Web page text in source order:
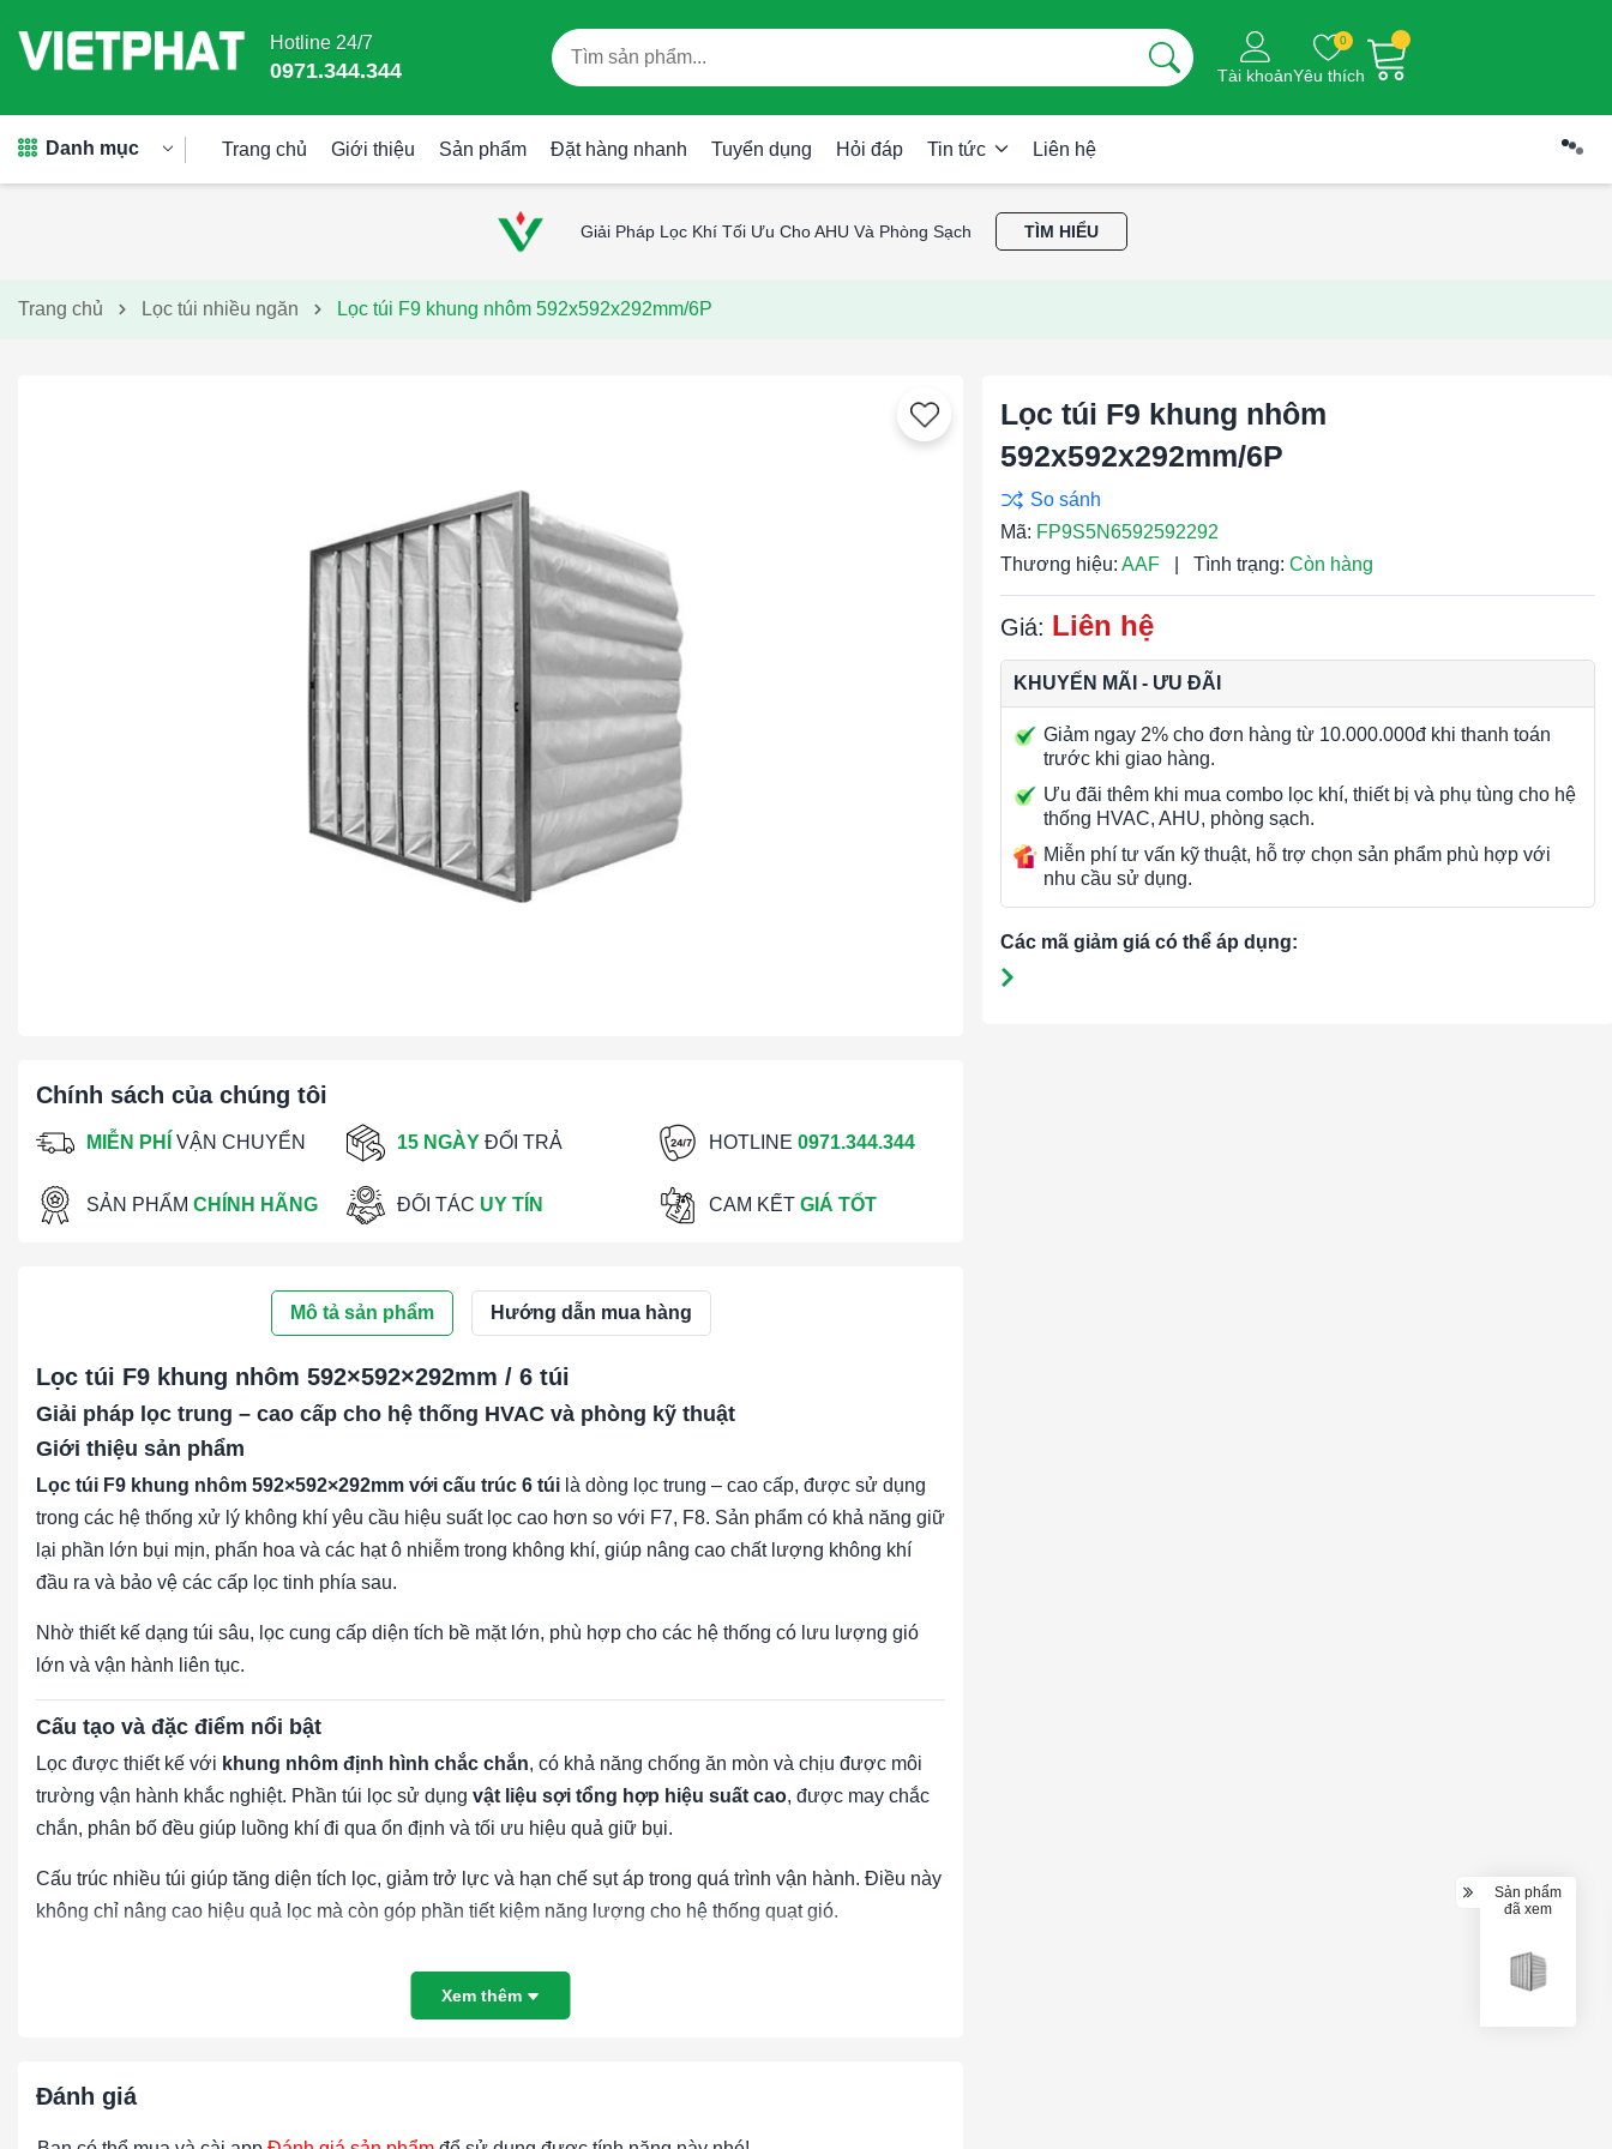
Hotline 24/7
0971.344.344 Tài khoản
0
Yêu thích
Danh mục Trang chủ Giới thiệu Sản phẩm Đặt hàng nhanh Tuyển dụng Hỏi đáp Tin tức Liên hệ
Giải Pháp Lọc Khí Tối Ưu Cho AHU Và Phòng Sạch TÌM HIỂU
Trang chủ Lọc túi nhiều ngăn Lọc túi F9 khung nhôm 592x592x292mm/6P
Chính sách của chúng tôi
MIỄN PHÍ VẬN CHUYỂN 15 NGÀY ĐỔI TRẢ HOTLINE 0971.344.344
SẢN PHẨM CHÍNH HÃNG ĐỐI TÁC UY TÍN CAM KẾT GIÁ TỐT
Mô tả sản phẩm Hướng dẫn mua hàng
Lọc túi F9 khung nhôm 592×592×292mm / 6 túi
Giải pháp lọc trung – cao cấp cho hệ thống HVAC và phòng kỹ thuật
Giới thiệu sản phẩm
Lọc túi F9 khung nhôm 592×592×292mm với cấu trúc 6 túi là dòng lọc trung – cao cấp, được sử dụng
trong các hệ thống xử lý không khí yêu cầu hiệu suất lọc cao hơn so với F7, F8. Sản phẩm có khả năng giữ
lại phần lớn bụi mịn, phấn hoa và các hạt ô nhiễm trong không khí, giúp nâng cao chất lượng không khí
đầu ra và bảo vệ các cấp lọc tinh phía sau.
Nhờ thiết kế dạng túi sâu, lọc cung cấp diện tích bề mặt lớn, phù hợp cho các hệ thống có lưu lượng gió
lớn và vận hành liên tục.
Cấu tạo và đặc điểm nổi bật
Lọc được thiết kế với khung nhôm định hình chắc chắn, có khả năng chống ăn mòn và chịu được môi
trường vận hành khắc nghiệt. Phần túi lọc sử dụng vật liệu sợi tổng hợp hiệu suất cao, được may chắc
chắn, phân bố đều giúp luồng khí đi qua ổn định và tối ưu hiệu quả giữ bụi.
Cấu trúc nhiều túi giúp tăng diện tích lọc, giảm trở lực và hạn chế sụt áp trong quá trình vận hành. Điều này
không chỉ nâng cao hiệu quả lọc mà còn góp phần tiết kiệm năng lượng cho hệ thống quạt gió.
Nhà xưởng sản xuất, khu công nghiệp
Xem thêm
Đánh giá
Lọc túi F9 khung nhôm
592x592x292mm/6P
Mã: FP9S5N6592592292
Thương hiệu: AAF Tình trạng: Còn hàng
Giá: Liên hệ
KHUYẾN MÃI - ƯU ĐÃI
Giảm ngay 2% cho đơn hàng từ 10.000.000đ khi thanh toán
trước khi giao hàng.
Ưu đãi thêm khi mua combo lọc khí, thiết bị và phụ tùng cho hệ
thống HVAC, AHU, phòng sạch.
Miễn phí tư vấn kỹ thuật, hỗ trợ chọn sản phẩm phù hợp với
nhu cầu sử dụng.
Các mã giảm giá có thể áp dụng:
Sản phẩm
đã xem